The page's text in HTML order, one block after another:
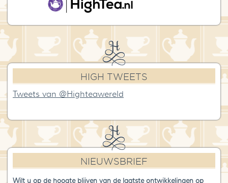
HIGH TWEETS
Tweets van @Highteawereld
NIEUWSBRIEF
Wilt u op de hoogte blijven van de laatste ontwikkelingen op